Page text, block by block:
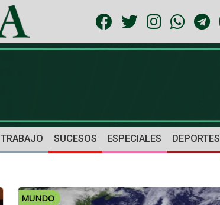
TRABAJO SUCESOS ESPECIALES DEPORTES
MUNDO